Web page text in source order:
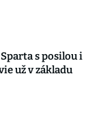
s posilou i
už v základu